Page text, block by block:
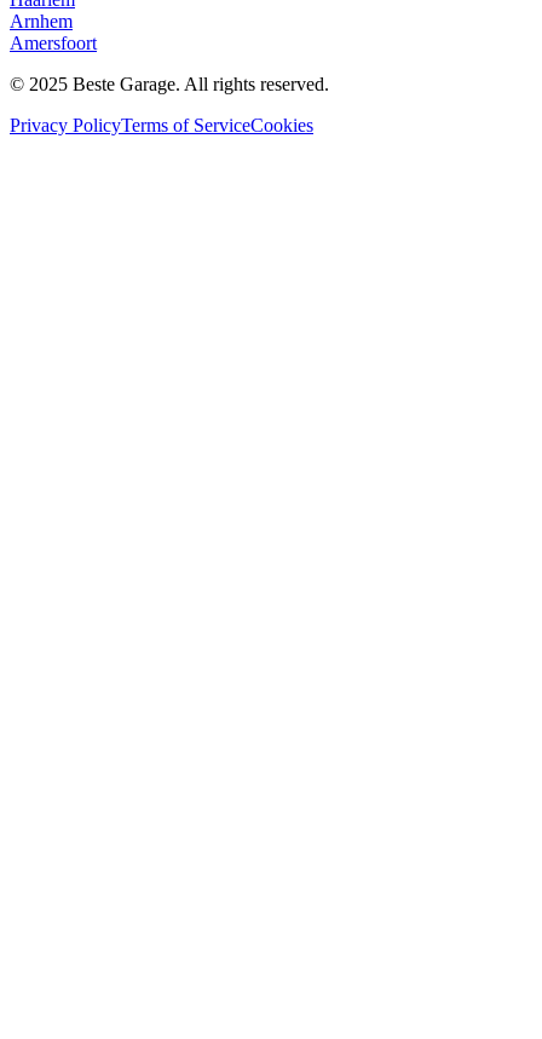
Arnhem
Amersfoort
© 2025 Beste Garage. All rights reserved.
Privacy PolicyTerms of ServiceCookies